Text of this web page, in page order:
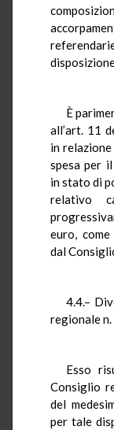
È
all’art. 11
in relazione
spesa per
in stato di
relativo
euro,
dal
4.4.–
regionale
Esso
Consiglio
del
per tale